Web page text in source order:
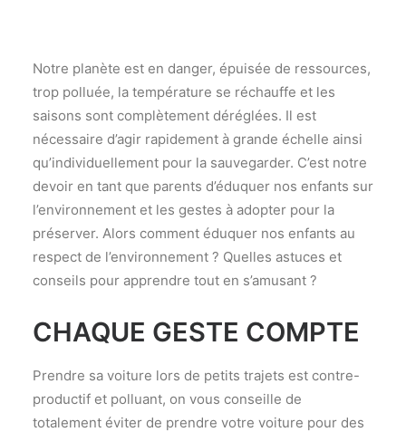
Notre planète est en danger, épuisée de ressources,
trop polluée, la température se réchauffe et les
saisons sont complètement déréglées. Il est
nécessaire d’agir rapidement à grande échelle ainsi
qu’individuellement pour la sauvegarder. C’est notre
devoir en tant que parents d’éduquer nos enfants sur
l’environnement et les gestes à adopter pour la
préserver. Alors comment éduquer nos enfants au
respect de l’environnement ? Quelles astuces et
conseils pour apprendre tout en s’amusant ?
CHAQUE GESTE COMPTE
Prendre sa voiture lors de petits trajets est contre-
productif et polluant, on vous conseille de
totalement éviter de prendre votre voiture pour des